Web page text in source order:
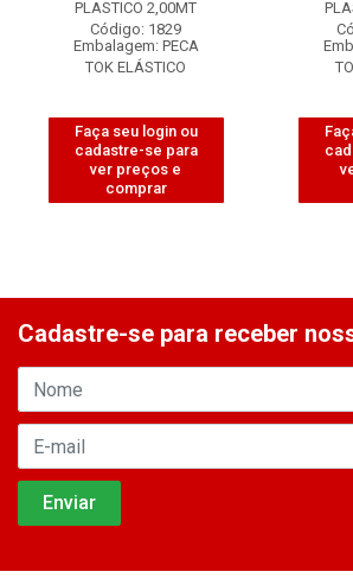
PLASTICO 2,00MT
Código: 1829
Embalagem: PECA
TOK ELÁSTICO
Faça seu login ou
cadastre-se para
ver preços e
comprar
Cadastre-se para receber